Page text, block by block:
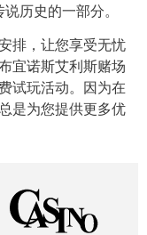
历史的一部分。
排，让您享受无忧
宜诺斯艾利斯赌场
试玩活动。因为在
是为您提供更多优